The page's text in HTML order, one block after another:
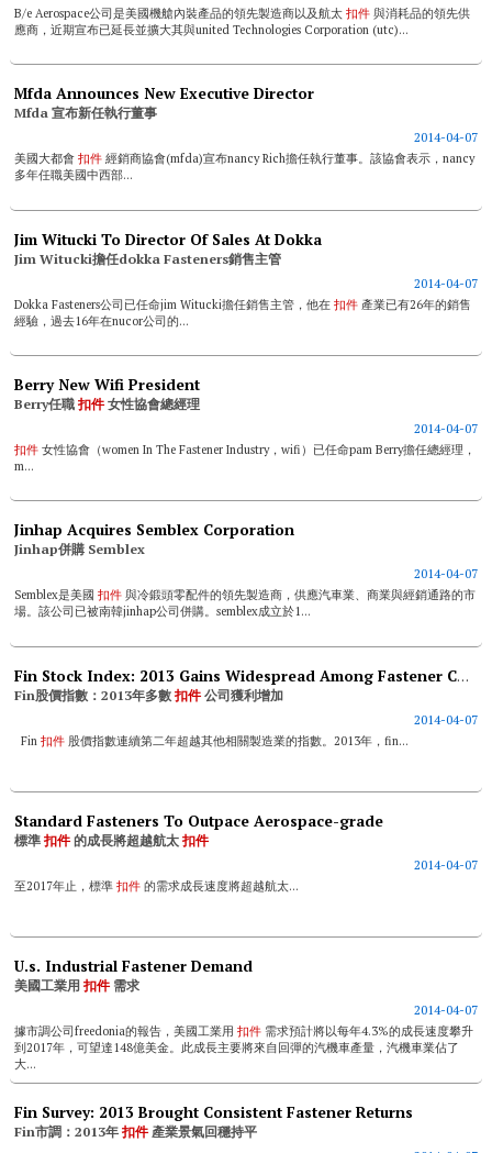
B/e Aerospace公司是美國機艙內裝產品的領先製造商以及航太 扣件與消耗品的領先供
應商，近期宣布已延長並擴大其與united Technologies Corporation (utc)...
Mfda Announces New Executive Director
Mfda 宣布新任執行董事
2014-04-07
美國大都會 扣件經銷商協會(mfda)宣布nancy Rich擔任執行董事。該協會表示，nancy
多年任職美國中西部...
Jim Witucki To Director Of Sales At Dokka
Jim Witucki擔任dokka Fasteners銷售主管
2014-04-07
Dokka Fasteners公司已任命jim Witucki擔任銷售主管，他在 扣件 產業已有26年的銷售
經驗，過去16年在nucor公司的...
Berry New Wifi President
Berry任職扣件女性協會總經理
2014-04-07
扣件女性協會（women In The Fastener Industry，wifi）已任命pam Berry擔任總經理，
m...
Jinhap Acquires Semblex Corporation
Jinhap併購 Semblex
2014-04-07
Semblex是美國 扣件與冷鍛頭零配件的領先製造商，供應汽車業、商業與經銷通路的市
場。該公司已被南韓jinhap公司併購。semblex成立於1...
Fin Stock Index: 2013 Gains Widespread Among Fastener Companies
Fin股價指數：2013年多數扣件公司獲利增加
2014-04-07
Fin 扣件 股價指數連續第二年超越其他相關製造業的指數。2013年，fin...
Standard Fasteners To Outpace Aerospace-grade
標準扣件的成長將超越航太扣件
2014-04-07
至2017年止，標準 扣件的需求成長速度將超越航太...
U.s. Industrial Fastener Demand
美國工業用扣件需求
2014-04-07
據市調公司freedonia的報告，美國工業用 扣件 需求預計將以每年4.3%的成長速度攀升
到2017年，可望達148億美金。此成長主要將來自回彈的汽機車產量，汽機車業佔了
大...
Fin Survey: 2013 Brought Consistent Fastener Returns
Fin市調：2013年扣件產業景氣回穩持平